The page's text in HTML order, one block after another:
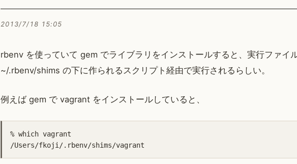
2013/7/18 15:05
rbenv を使っていて gem でライブラリをインストールすると、実行ファイ
~/.rbenv/shims の下に作られるスクリプト経由で実行されるらしい。
例えば gem で vagrant をインストールしていると、
% which vagrant